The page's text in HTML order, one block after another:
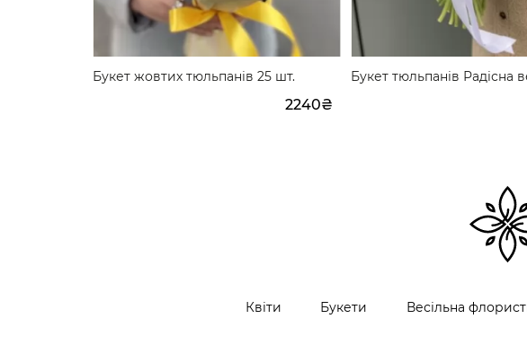
Букет жовтих тюльпанів 25 шт.
2240₴
Букет тюльпанів Радісна
Квіти Букети Весільна